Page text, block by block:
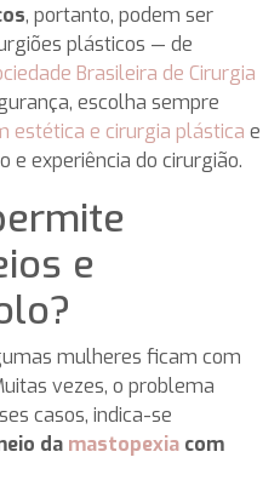
, portanto, podem ser
plásticos — de
Brasileira de Cirurgia
escolha sempre
estética e cirurgia plástica e
e experiência do cirurgião.
e
mulheres ficam com
vezes, o problema
casos, indica-se
da mastopexia com